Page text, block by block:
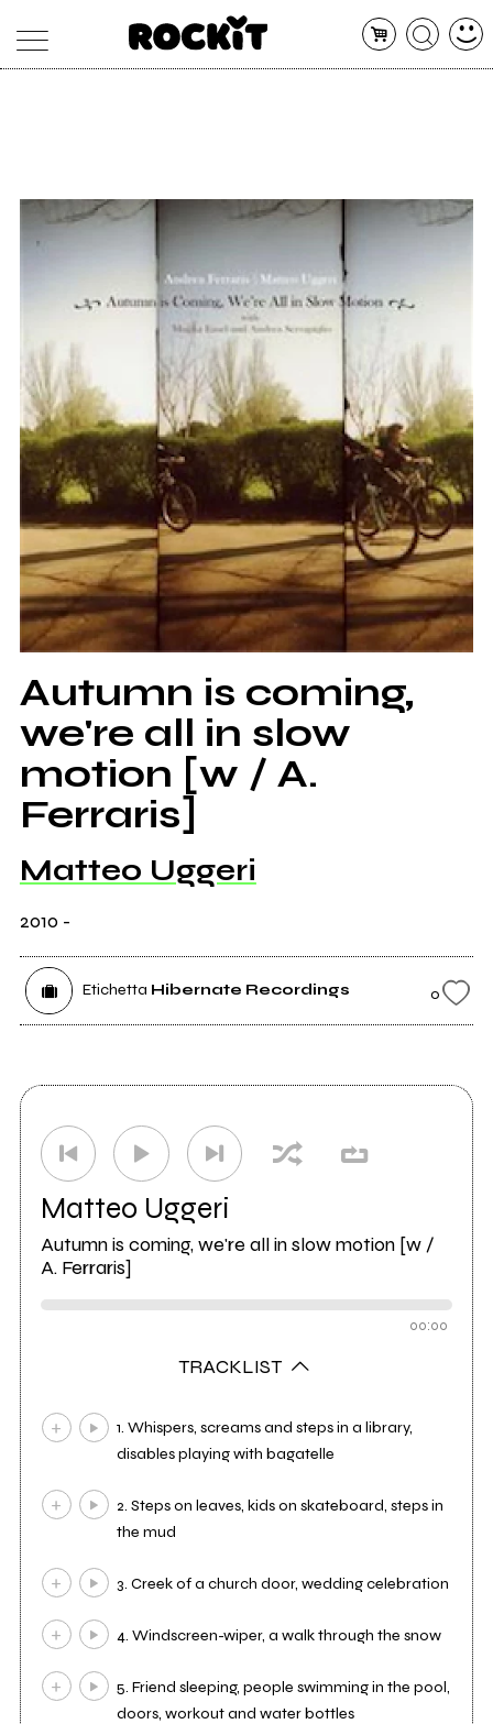
ARTISTI
CONCERTI
SHOP
RADIO
Autumn is coming,
we're all in slow
motion [w / A.
Ferraris]
Matteo Uggeri
2010-
Etichetta Hibernate Recordings 0
Matteo Uggeri
Autumn is coming, we're all in slow motion [w /
A. Ferraris]
00:00
TRACKLIST
1. Whispers, screams and steps in a library,
disables playing with bagatelle
2. Steps on leaves, kids on skateboard, steps in
the mud
3. Creek of a church door, wedding celebration
4. Windscreen-wiper, a walk through the snow
5. Friend sleeping, people swimming in the pool,
doors, workout and water bottles